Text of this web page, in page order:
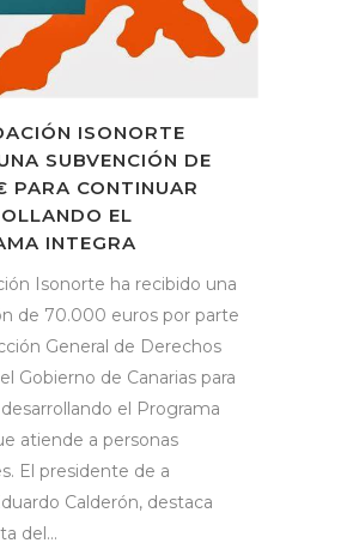
ISONORTE
SUBVENCIÓN DE
CONTINUAR
EL
INTEGRA
Isonorte ha recibido una
de 70.000 euros por parte
General de Derechos
Gobierno de Canarias para
el Programa
atiende a personas
El presidente de a
Calderón, destaca
del...